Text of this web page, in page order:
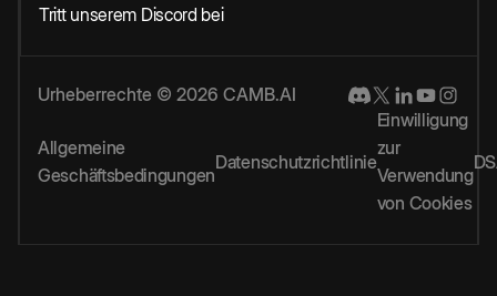
Tritt unserem Discord bei
Urheberrechte © 2026 CAMB.AI
Allgemeine
Geschäftsbedingungen
Datenschutzrichtlinie
Einwilligung
zur
Verwendung
von Cookies